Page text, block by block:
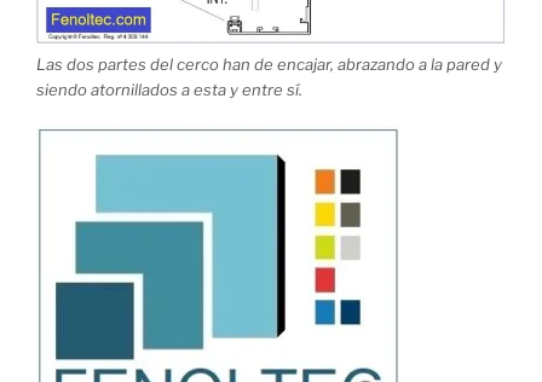
Las dos partes del cerco han de encajar, abrazando a la pared y
siendo atornillados a esta y entre sí.